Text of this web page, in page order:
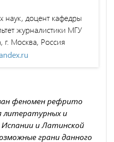
наук, доцент кафедры
журналистики МГУ
Москва, Россия
феномен рефрито
литературных и
и Латинской
грани данного